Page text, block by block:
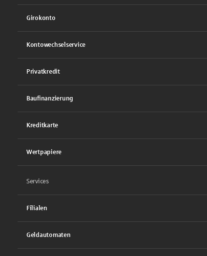
Girokonto
Kontowechselservice
Privatkredit
Baufinanzierung
Kreditkarte
Wertpapiere
Services
Filialen
Geldautomaten